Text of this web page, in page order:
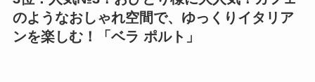
のようなおしゃれ空間で、ゆっくりイタリア
ンを楽しむ！「 ベラ ポルト 」